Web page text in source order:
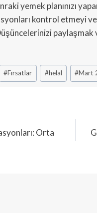
yemek planınızı
kontrol etmeyi
#Fırsatlar #helal #Mart
Orta